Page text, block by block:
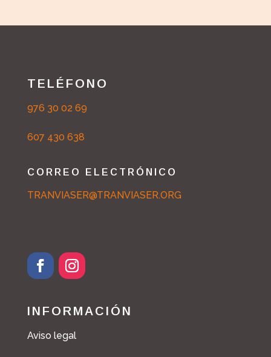
TELÉFONO
976 30 02 69
607 430 638
CORREO ELECTRÓNICO
TRANVIASER@TRANVIASER.ORG
INFORMACIÓN
Aviso legal